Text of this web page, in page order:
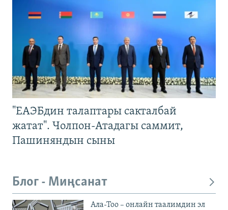
"ЕАЭБдин талаптары сакталбай
жатат". Чолпон-Атадагы саммит,
Пашиняндын сыны
Блог - Миңсанат
Ала-Тоо – онлайн таалимдин эл